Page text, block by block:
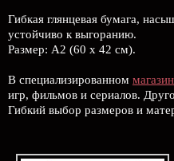
Гибкая глянцевая бумага,
устойчиво к выгоранию.
Размер: А2 (60 х 42 см).
В специализированном
игр, фильмов и сериалов.
Гибкий выбор размеров и